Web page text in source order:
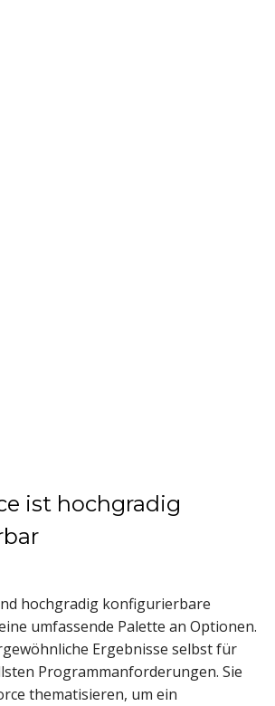
ist hochgradig
hochgradig konfigurierbare
umfassende Palette an Optionen.
Ergebnisse selbst für
Programmanforderungen. Sie
thematisieren, um ein